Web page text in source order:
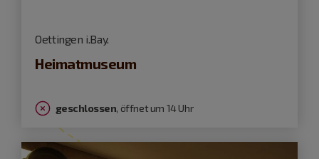
Oettingen i.Bay.
Heimatmuseum
geschlossen, öffnet um 14 Uhr